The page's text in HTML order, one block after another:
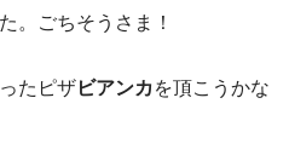
。ごちそうさま！
たピザビアンカ を頂こうかな